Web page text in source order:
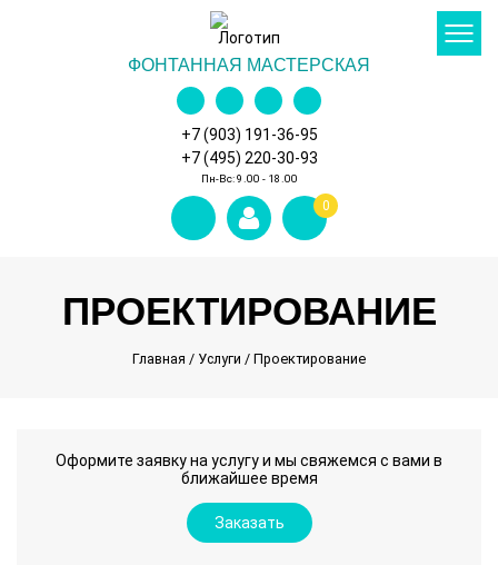
ФОНТАННАЯ МАСТЕРСКАЯ
+7 (903) 191-36-95
+7 (495) 220-30-93
Пн-Вс: 9.00 - 18.00
0
ПРОЕКТИРОВАНИЕ
Главная / Услуги / Проектирование
Оформите заявку на услугу и мы свяжемся с вами в
ближайшее время
Заказать